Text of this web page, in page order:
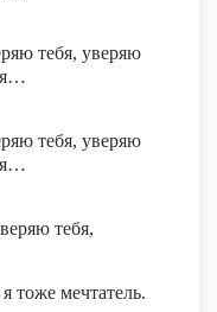
тебя, уверяю
тебя, уверяю
тебя,
тоже мечтатель.